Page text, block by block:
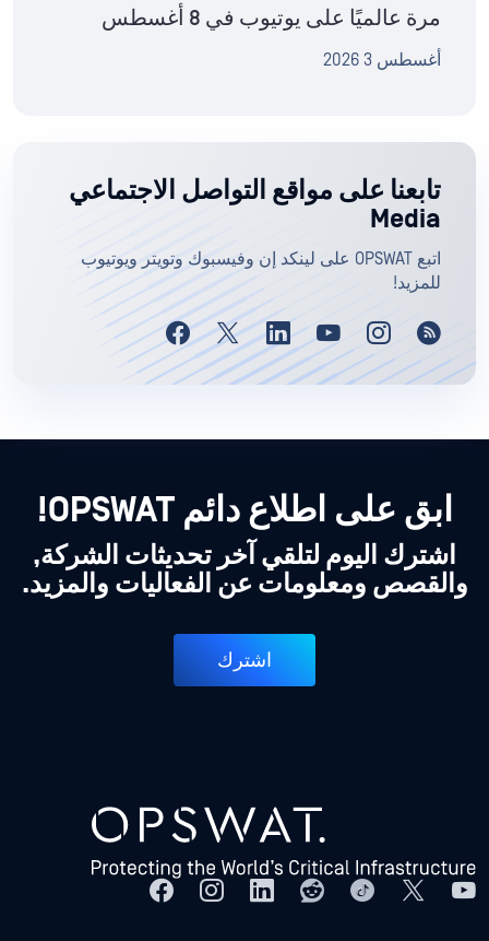
مرة عالميًا على يوتيوب في 8 أغسطس
أغسطس 3 2026
تابعنا على مواقع التواصل الاجتماعي
Media
اتبع OPSWAT على لينكد إن وفيسبوك وتويتر ويوتيوب
للمزيد!
ابق على اطلاع دائم OPSWAT!
اشترك اليوم لتلقي آخر تحديثات الشركة,
والقصص ومعلومات عن الفعاليات والمزيد.
اشترك